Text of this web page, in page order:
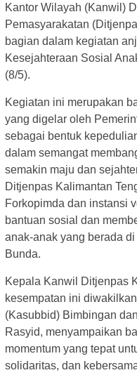
Kantor Wilayah (Kanwil)
Pemasyarakatan
bagian dalam kegiatan
Kesejahteraan Sosial
(8/5).
Kegiatan ini merupakan
yang digelar oleh
sebagai bentuk
dalam semangat
semakin maju dan
Ditjenpas Kalimantan
Forkopimda dan instansi
bantuan sosial dan
anak-anak yang berada
Bunda.
Kepala Kanwil Ditjenpas
kesempatan ini
(Kasubbid) Bimbingan
Rasyid, menyampaikan
momentum yang tepat
solidaritas, dan